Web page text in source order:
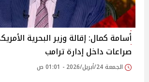
أسامة كمال: إقالة وزير البحرية
صراعات داخل إدارة ترامب
الجمعة 24/أبريل/2026 - 01:01 ص